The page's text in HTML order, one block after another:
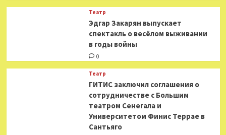
Театр
Эдгар Закарян выпускает
спектакль о весёлом выживании
в годы войны
0
Театр
ГИТИС заключил соглашения о
сотрудничестве с Большим
театром Сенегала и
Университетом Финис Террае в
Сантьяго